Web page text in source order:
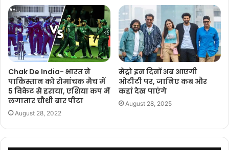
Chak De India- भारत ने
पाकिस्तान को रोमांचक मैच में
5 विकेट से हराया, एशिया कप में
लगातार चौथी बार पीटा
August 28, 2022
मेट्रो इन दिनों अब आएगी
ओटीटी पर, जानिए कब और
कहां देख पाएंगे
August 28, 2025